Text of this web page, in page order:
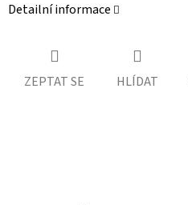
Detailní informace
ZEPTAT SE HLÍDAT